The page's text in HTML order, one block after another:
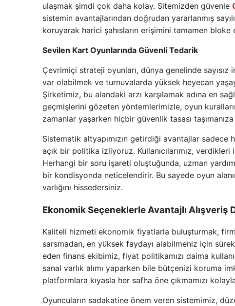
ulaşmak şimdi çok daha kolay. Sitemizden güvenle
sistemin avantajlarından doğrudan yararlanmış
koruyarak harici şahısların erişimini tamamen bloke
Sevilen Kart Oyunlarında Güvenli Tedarik
Çevrimiçi strateji oyunları, dünya genelinde
var olabilmek ve turnuvalarda yüksek heyecan
Şirketimiz, bu alandaki arzı karşılamak adına en
geçmişlerini gözeten yöntemlerimizle, oyun
zamanlar yaşarken hiçbir güvenlik tasası
Sistematik altyapımızın getirdiği avantajlar sadece
açık bir politika izliyoruz. Kullanıcılarımız,
Herhangi bir soru işareti oluştuğunda, uzman
bir kondisyonda neticelendirir. Bu sayede oyun
varlığını hissedersiniz.
Ekonomik Seçeneklerle Avantajlı Alışveriş
Kaliteli hizmeti ekonomik fiyatlarla buluşturmak,
sarsmadan, en yüksek faydayı alabilmeniz için
eden finans ekibimiz, fiyat politikamızı daima
sanal varlık alımı yaparken bile bütçenizi koruma
platformlara kıyasla her safha öne çıkmamızı
Oyuncuların sadakatine önem veren sistemimiz,